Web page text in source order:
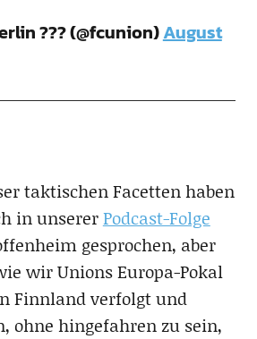
??? (@fcunion)August
taktischen Facetten haben
in unsererPodcast-Folge
gesprochen, aber
wir Unions Europa-Pokal
Finnland verfolgt und
ohne hingefahren zu sein,